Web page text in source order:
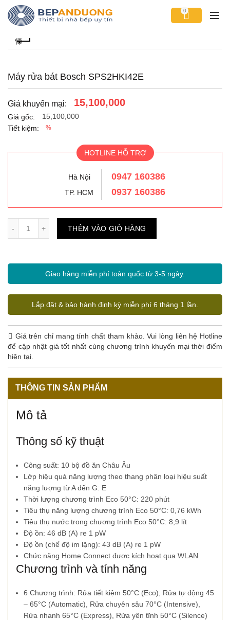
0
Máy rửa bát Bosch SPS2HKI42E
Giá khuyến mại: 15,100,000
Giá gốc:
15,100,000
Tiết kiệm:
%
HOTLINE HỖ TRỢ
Hà Nội 0947 160386
TP. HCM 0937 160386
THÊM VÀO GIỎ HÀNG
Giao hàng miễn phí toàn quốc từ 3-5 ngày.
Lắp đặt & bảo hành định kỳ miễn phí 6 tháng 1 lần.
Giá trên chỉ mang tính chất tham khảo. Vui lòng liên hệ Hotline
để cập nhật giá tốt nhất cùng chương trình khuyến mại thời điểm
hiện tại.
THÔNG TIN SẢN PHẨM
Mô tả
Thông số kỹ thuật
Công suất: 10 bộ đồ ăn Châu Âu
Lớp hiệu quả năng lượng theo thang phân loại hiệu suất
năng lượng từ A đến G: E
Thời lượng chương trình Eco 50°C: 220 phút
Tiêu thụ năng lượng chương trình Eco 50°C: 0,76 kWh
Tiêu thụ nước trong chương trình Eco 50°C: 8,9 lít
Độ ồn: 46 dB (A) re 1 pW
Độ ồn (chế độ im lặng): 43 dB (A) re 1 pW
Chức năng Home Connect được kích hoạt qua WLAN
Chương trình và tính năng
6 Chương trình: Rửa tiết kiệm 50°C (Eco), Rửa tự động 45
– 65°C (Automatic), Rửa chuyên sâu 70°C (Intensive),
Rửa nhanh 65°C (Express), Rửa yên tĩnh 50°C (Silence)